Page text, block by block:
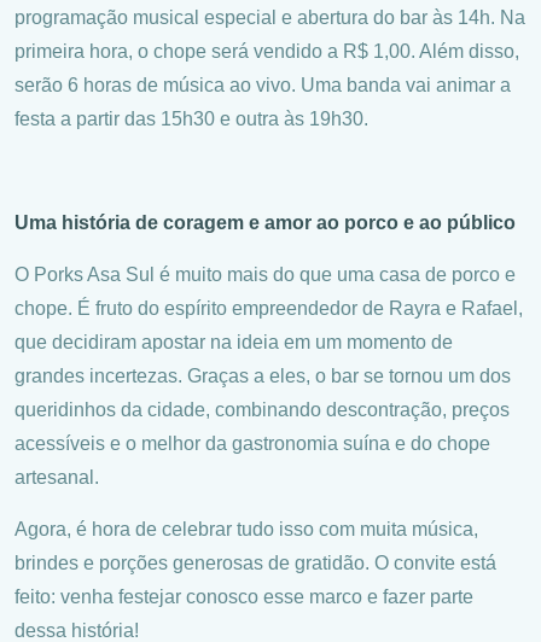
programação musical especial e abertura do bar às 14h. Na
primeira hora, o chope será vendido a R$ 1,00. Além disso,
serão 6 horas de música ao vivo. Uma banda vai animar a
festa a partir das 15h30 e outra às 19h30.
Uma história de coragem e amor ao porco e ao público
O Porks Asa Sul é muito mais do que uma casa de porco e
chope. É fruto do espírito empreendedor de Rayra e Rafael,
que decidiram apostar na ideia em um momento de
grandes incertezas. Graças a eles, o bar se tornou um dos
queridinhos da cidade, combinando descontração, preços
acessíveis e o melhor da gastronomia suína e do chope
artesanal.
Agora, é hora de celebrar tudo isso com muita música,
brindes e porções generosas de gratidão. O convite está
feito: venha festejar conosco esse marco e fazer parte
dessa história!